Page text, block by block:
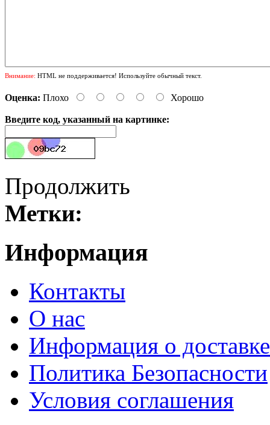
Внимание: HTML не поддерживается! Используйте обычный текст.
Оценка: Плохо Хорошо
Введите код, указанный на картинке:
Продолжить
Метки:
Информация
Контакты
О нас
Информация о доставке
Политика Безопасности
Условия соглашения